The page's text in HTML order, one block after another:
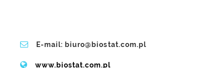
E-mail: biuro@biostat.com.pl
www.biostat.com.pl